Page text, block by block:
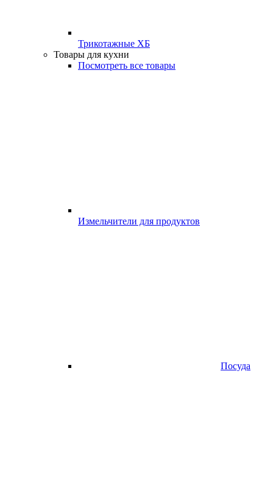
Трикотажные ХБ
Товары для кухни
Посмотреть все товары
Измельчители для продуктов
Посуда